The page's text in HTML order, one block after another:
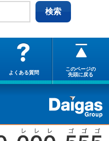
よくある質問
このページの
先頭に戻る